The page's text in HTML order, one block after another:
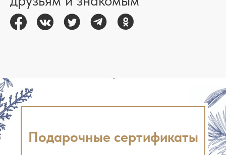
Подарочные сертификаты